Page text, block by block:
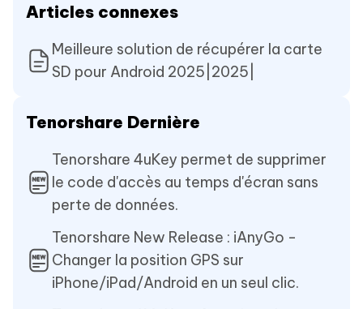
Articles connexes
Meilleure solution de récupérer la carte
SD pour Android 2025|2025|
Tenorshare Dernière
Tenorshare 4uKey permet de supprimer
le code d'accès au temps d'écran sans
perte de données.
Tenorshare New Release : iAnyGo -
Changer la position GPS sur
iPhone/iPad/Android en un seul clic.